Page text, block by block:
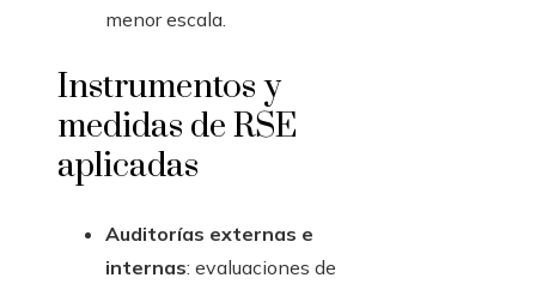
menor escala.
Instrumentos y
medidas de RSE
aplicadas
Auditorías externas e
internas: evaluaciones de